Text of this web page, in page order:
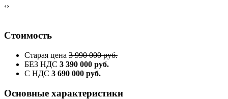
‹›
Стоимость
Старая цена 3 990 000 руб.
БЕЗ НДС 3 390 000 руб.
С НДС 3 690 000 руб.
Основные характеристики